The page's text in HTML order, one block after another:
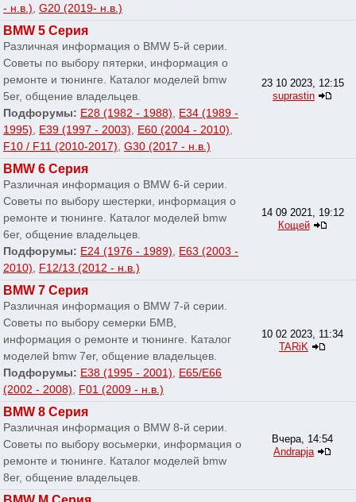
- н.в.), G20 (2019- н.в.)
BMW 5 Серия
Различная информация о BMW 5-й серии.
Советы по выбору пятерки, информация о
ремонте и тюнинге. Каталог моделей bmw
5er, общение владельцев.
Подфорумы: E28 (1982 - 1988), E34 (1989 -
1995), E39 (1997 - 2003), E60 (2004 - 2010),
F10 / F11 (2010-2017), G30 (2017 - н.в.)
23 10 2023, 12:15
suprastin
BMW 6 Серия
Различная информация о BMW 6-й серии.
Советы по выбору шестерки, информация о
ремонте и тюнинге. Каталог моделей bmw
6er, общение владельцев.
Подфорумы: E24 (1976 - 1989), E63 (2003 -
2010), F12/13 (2012 - н.в.)
14 09 2021, 19:12
Кощей
BMW 7 Серия
Различная информация о BMW 7-й серии.
Советы по выбору семерки БМВ,
информация о ремонте и тюнинге. Каталог
моделей bmw 7er, общение владельцев.
Подфорумы: E38 (1995 - 2001), E65/E66
(2002 - 2008), F01 (2009 - н.в.)
10 02 2023, 11:34
TARiK
BMW 8 Серия
Различная информация о BMW 8-й серии.
Советы по выбору восьмерки, информация о
ремонте и тюнинге. Каталог моделей bmw
8er, общение владельцев.
Вчера, 14:54
Andrapja